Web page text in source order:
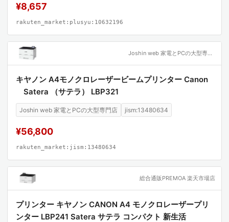
¥8,657
rakuten_market:plusyu:10632196
Joshin web 家電とPCの大型専門店
キヤノン A4モノクロレーザービームプリンター Canon
Satera （サテラ） LBP321
Joshin web 家電とPCの大型専門店 jism:13480634
¥56,800
rakuten_market:jism:13480634
総合通販PREMOA 楽天市場店
プリンター キヤノン CANON A4 モノクロレーザープリ
ンター LBP241 Satera サテラ コンパクト 新生活